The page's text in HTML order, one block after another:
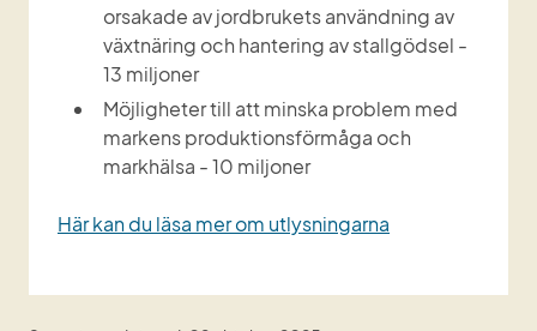
orsakade av jordbrukets användning av
växtnäring och hantering av stallgödsel -
13 miljoner
Möjligheter till att minska problem med
markens produktionsförmåga och
markhälsa - 10 miljoner
Här kan du läsa mer om utlysningarna